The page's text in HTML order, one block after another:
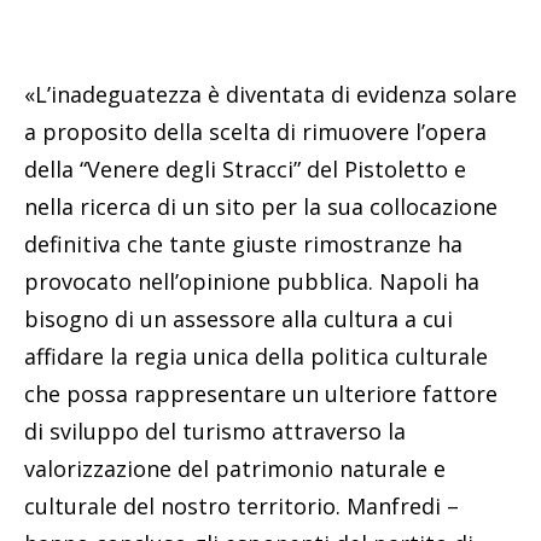
«L’inadeguatezza è diventata di evidenza solare
a proposito della scelta di rimuovere l’opera
della “Venere degli Stracci” del Pistoletto e
nella ricerca di un sito per la sua collocazione
definitiva che tante giuste rimostranze ha
provocato nell’opinione pubblica. Napoli ha
bisogno di un assessore alla cultura a cui
affidare la regia unica della politica culturale
che possa rappresentare un ulteriore fattore
di sviluppo del turismo attraverso la
valorizzazione del patrimonio naturale e
culturale del nostro territorio. Manfredi –